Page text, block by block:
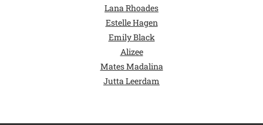
Lana Rhoades
Estelle Hagen
Emily Black
Alizee
Mates Madalina
Jutta Leerdam